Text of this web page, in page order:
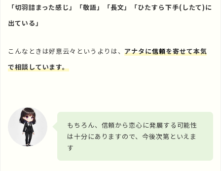
「切羽詰まった感じ」「敬語」「長文」「ひたすら下手(したて)に
出ている」
こんなときは好意云々というよりは、アナタに信頼を寄せて本気
で相談しています。
もちろん、信頼から恋心に発展する可能性
は十分にありますので、今後次第といえま
す